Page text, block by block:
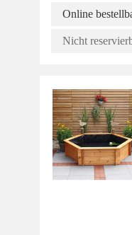
Online
Nicht